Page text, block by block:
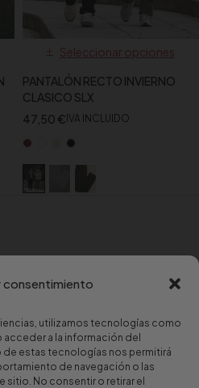
consentimiento
utilizamos tecnologías como
acceder a la información del
estas tecnologías nos permitirá
de navegación o las
No consentir o retirar el
Seleccionar opciones
PANTALÓN RECTO INVIERNO
CLASICO SLX
47,50 €IVA INCLUIDO